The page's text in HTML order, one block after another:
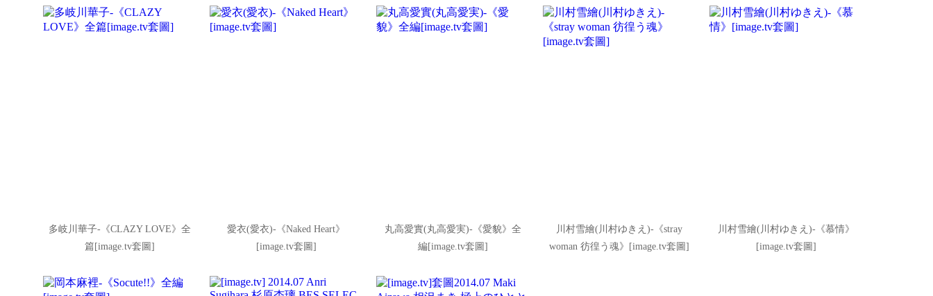
多岐川華子-《CLAZY LOVE》全
篇[image.tv套圖]
愛衣(愛衣)-《Naked Heart》
[image.tv套圖]
丸高愛實(丸高愛実)-《愛貌》全
編[image.tv套圖]
川村雪繪(川村ゆきえ)-《stray
woman 彷徨う魂》[image.tv套圖]
川村雪繪(川村ゆきえ)-《慕情》
[image.tv套圖]